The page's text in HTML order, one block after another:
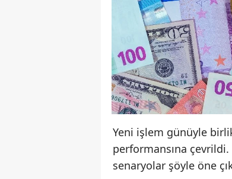
Yeni işlem günüyle
performansına
senaryolar şöyle öne